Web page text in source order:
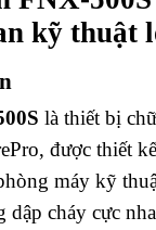
kỹ thuật
là thiết bị
được thiết
máy kỹ
dập cháy cực